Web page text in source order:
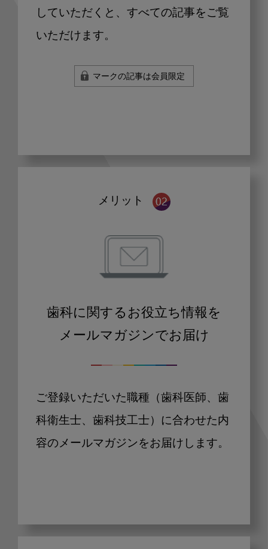
していただくと、すべての記事をご覧
いただけます。
マークの記事は会員限定
メリット
歯科に関するお役立ち情報を
メールマガジンでお届け
ご登録いただいた職種（歯科医師、歯
科衛生士、歯科技工士）に合わせた内
容のメールマガジンをお届けします。